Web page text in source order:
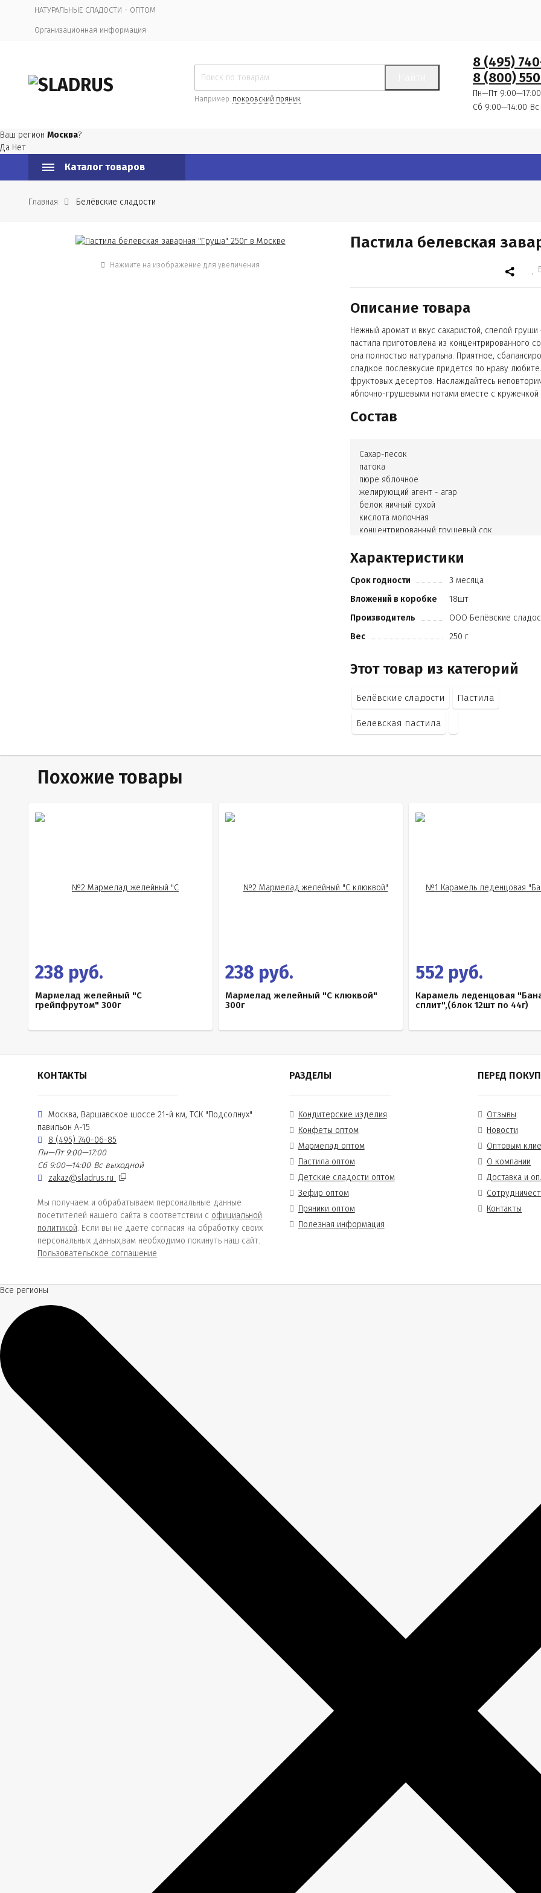
НАТУРАЛЬНЫЕ СЛАДОСТИ - ОПТОМ
Организационная информация
Например: покровский пряник
8 (495)
8 (800)
Пн—Пт 9:00—17:00
Сб 9:00—14:00
Ваш регион Москва?
Да Нет
Каталог товаров
Главная Белёвские сладости
Нажмите на изображение для увеличения
Пастила белевская
Описание товара
Нежный аромат и вкус сахаристой, спелой груши
пастила приготовлена из концентрированного
она полностью натуральна. Приятное,
сладкое послевкусие придется по нраву
фруктовых десертов. Наслаждайтесь
яблочно-грушевыми нотами вместе с кружечкой
Состав
Сахар-песок
патока
пюре яблочное
желирующий агент - агар
белок яичный сухой
кислота молочная
концентрированный грушевый сок.
Характеристики
Срок годности
3 месяца
Вложений в коробке
18шт
Производитель
ООО Белёвские
Вес
250 г
Этот товар из категорий
Белёвские сладости Пастила
Белевская пастила
Похожие товары
238 руб.
Мармелад желейный "С
грейпфрутом" 300г
238 руб.
Мармелад желейный "С клюквой"
300г
552 руб.
Карамель леденцовая
сплит",(блок 12шт по 44г)
КОНТАКТЫ
Москва, Варшавское шоссе 21-й км, ТСК "Подсолнух"
павильон А-15
8 (495) 740-06-85
Пн—Пт 9:00—17:00
Сб 9:00—14:00 Вс выходной
zakaz@sladrus.ru
Мы получаем и обрабатываем персональные данные
посетителей нашего сайта в соответствии с официальной
политикой. Если вы не даете согласия на обработку своих
персональных данных,вам необходимо покинуть наш сайт.
Пользовательское соглашение
РАЗДЕЛЫ
Кондитерские изделия
Конфеты оптом
Мармелад оптом
Пастила оптом
Детские сладости оптом
Зефир оптом
Пряники оптом
Полезная информация
ПЕРЕД
Отзывы
Новости
Оптовым
О компании
Доставка и
Контакты
Все регионы